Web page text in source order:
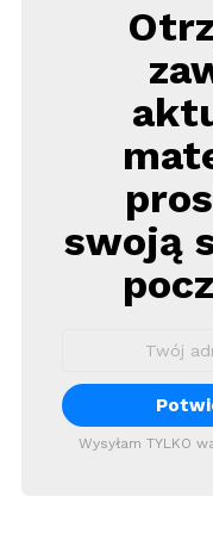
Newsletter
swoją
Wysyłam TYLKO